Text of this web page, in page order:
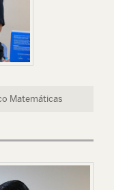
Matemáticas